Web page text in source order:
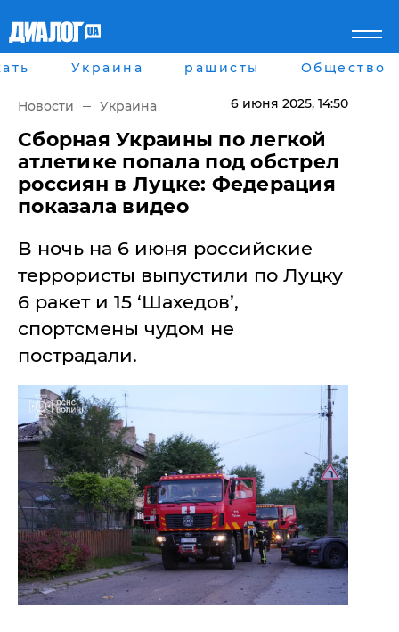
Главная
рассея
Мир
Беларусь
Военное обозрение
Наука и Техника
Экономика
Блоги
Шоу-биз
Здоровье
Спорт
Культура
Города
Харьков
Днепр
Львов
Крыму
"ДНР"
"ЛНР"
Оккупация Крыма
Новости Крыма
Донбасс
Армия Украины
Шоу-биз
Культура
Общество
Пресс-релизы
Пресс-релизы
Авторское
Мнение
Блоги
ИноСМИ
Украина рашисты Общество
Новости Украина 6 июня 2025, 14:50
Сборная Украины по легкой
атлетике попала под обстрел
россиян в Луцке: Федерация
показала видео
В ночь на 6 июня российские
террористы выпустили по Луцку
6 ракет и 15 ‘Шахедов’,
спортсмены чудом не
пострадали.